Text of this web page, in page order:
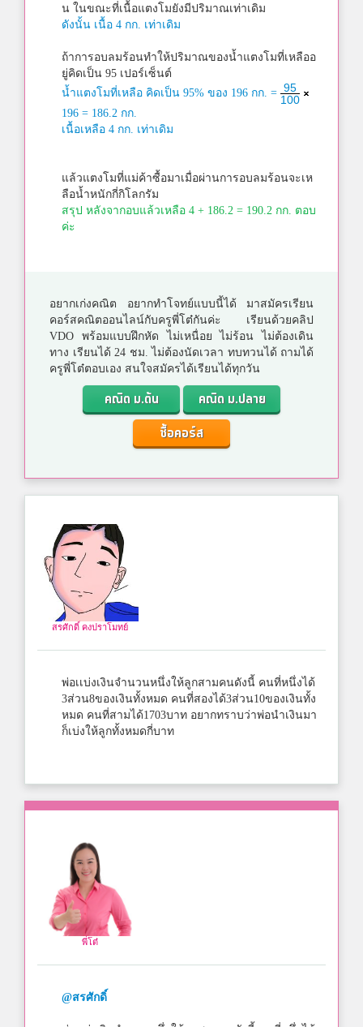
น ในขณะที่เนื้อแตงโมยังมีปริมาณเท่าเดิม
ดังนั้น เนื้อ 4 กก. เท่าเดิม
ถ้าการอบลมร้อนทำให้ปริมาณของน้ำแตงโมที่เหลืออ
ยู่คิดเป็น 95 เปอร์เซ็นต์
น้ำแตงโมที่เหลือ คิดเป็น 95% ของ 196 กก. = 95
100
196 = 186.2 กก.
เนื้อเหลือ 4 กก. เท่าเดิม
แล้วแตงโมที่แม่ค้าซื้อมาเมื่อผ่านการอบลมร้อนจะเห
ลือน้ำหนักกี่กิโลกรัม
สรุป หลังจากอบแล้วเหลือ 4 + 186.2 = 190.2 กก. ตอบ
ค่ะ
อยากเก่งคณิต อยากทำโจทย์แบบนี้ได้ มาสมัครเรียน
คอร์สคณิตออนไลน์กับครูพี่โต๋กันค่ะ เรียนด้วยคลิป
VDO พร้อมแบบฝึกหัด ไม่เหนื่อย ไม่ร้อน ไม่ต้องเดิน
ทาง เรียนได้ 24 ชม. ไม่ต้องนัดเวลา ทบทวนได้ ถามได้
ครูพี่โต๋ตอบเอง สนใจสมัครได้เรียนได้ทุกวัน
คณิต ม.ต้น
คณิต ม.ปลาย
ซื้อคอร์ส
สรศักดิ์ คงปราโมทย์
พ่อเเบ่งเงินจำนวนหนึ่งให้ลูกสามคนดังนี้ คนที่หนึ่งได้
3ส่วน8ของเงินทั้งหมด คนที่สองได้3ส่วน10ของเงินทั้ง
หมด คนที่สามได้1703บาท อยากทราบว่าพ่อนำเงินมา
ก็เบ่งให้ลูกทั้งหมดกี่บาท
พี่โต๋
@สรศักดิ์